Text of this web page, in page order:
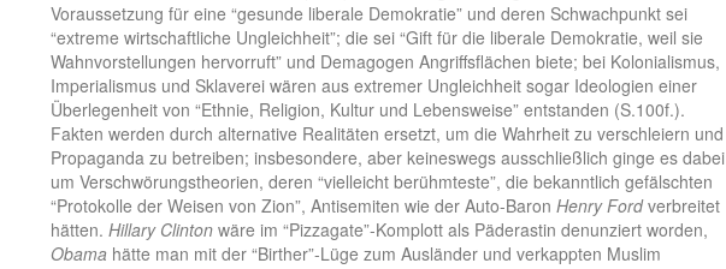
Voraussetzung für eine “gesunde liberale Demokratie” und deren Schwachpunkt sei
“extreme wirtschaftliche Ungleichheit”; die sei “Gift für die liberale Demokratie, weil sie
Wahnvorstellungen hervorruft” und Demagogen Angriffsflächen biete; bei Kolonialismus,
Imperialismus und Sklaverei wären aus extremer Ungleichheit sogar Ideologien einer
Überlegenheit von “Ethnie, Religion, Kultur und Lebensweise” entstanden (S.100f.).
Fakten werden durch alternative Realitäten ersetzt, um die Wahrheit zu verschleiern und
Propaganda zu betreiben; insbesondere, aber keineswegs ausschließlich ginge es dabei
um Verschwörungstheorien, deren “vielleicht berühmteste”, die bekanntlich gefälschten
“Protokolle der Weisen von Zion”, Antisemiten wie der Auto-Baron Henry Fordverbreitet
hätten. Hillary Clinton wäre im “Pizzagate”-Komplott als Päderastin denunziert worden,
Obama hätte man mit der “Birther”-Lüge zum Ausländer und verkappten Muslim